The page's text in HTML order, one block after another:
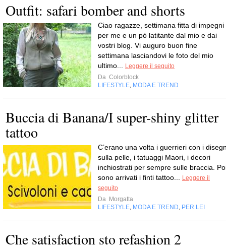
Outfit: safari bomber and shorts
Ciao ragazze, settimana fitta di impegni
per me e un pò latitante dal mio e dai
vostri blog. Vi auguro buon fine
settimana lasciandovi le foto del mio
ultimo...
Leggere il seguito
Da Colorblock
LIFESTYLE MODA E TREND
Buccia di Banana/I super-shiny glitter
tattoo
C’erano una volta i guerrieri con i
sulla pelle, i tatuaggi Maori, i decori
inchiostrati per sempre sulle braccia.
sono arrivati i finti tattoo...
Leggere il
seguito
Da Morgatta
LIFESTYLE MODA E TREND PER LEI
Che satisfaction sto refashion 2